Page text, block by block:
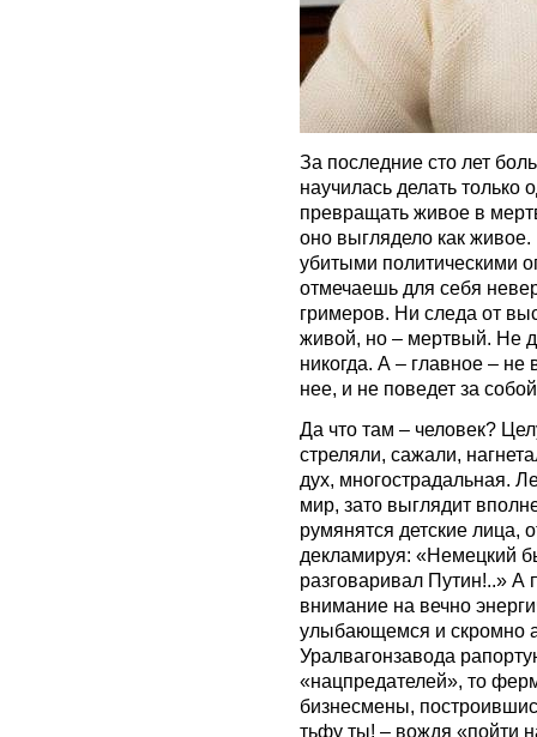
За последние сто лет
научилась делать только
превращать живое в
оно выглядело как
убитыми политическими
отмечаешь для себя
гримеров. Ни следа от
живой, но – мертвый. Не
никогда. А – главное – не
нее, и не поведет за
Да что там – человек?
стреляли, сажали,
дух, многострадальная.
мир, зато выглядит
румянятся детские лица,
декламируя: «Немецкий
разговаривал Путин!..» А
внимание на вечно
улыбающемся и скромно
Уралвагонзавода
«нацпредателей», то
бизнесмены,
тьфу ты! – вождя «пойти